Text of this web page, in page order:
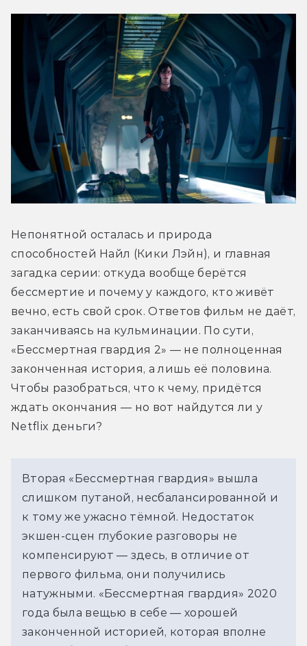
Непонятной осталась и природа
способностей Найл (Кики Лэйн), и главная
загадка серии: откуда вообще берётся
бессмертие и почему у каждого, кто живёт
вечно, есть свой срок. Ответов фильм не даёт,
заканчиваясь на кульминации. По сути,
«Бессмертная гвардия 2» — не полноценная
законченная история, а лишь её половина.
Чтобы разобраться, что к чему, придётся
ждать окончания — но вот найдутся ли у
Netflix деньги?
Вторая «Бессмертная гвардия» вышла
слишком путаной, несбалансированной и
к тому же ужасно тёмной. Недостаток
экшен-сцен глубокие разговоры не
компенсируют — здесь, в отличие от
первого фильма, они получились
натужными. «Бессмертная гвардия» 2020
года была вещью в себе — хорошей
законченной историей, которая вполне